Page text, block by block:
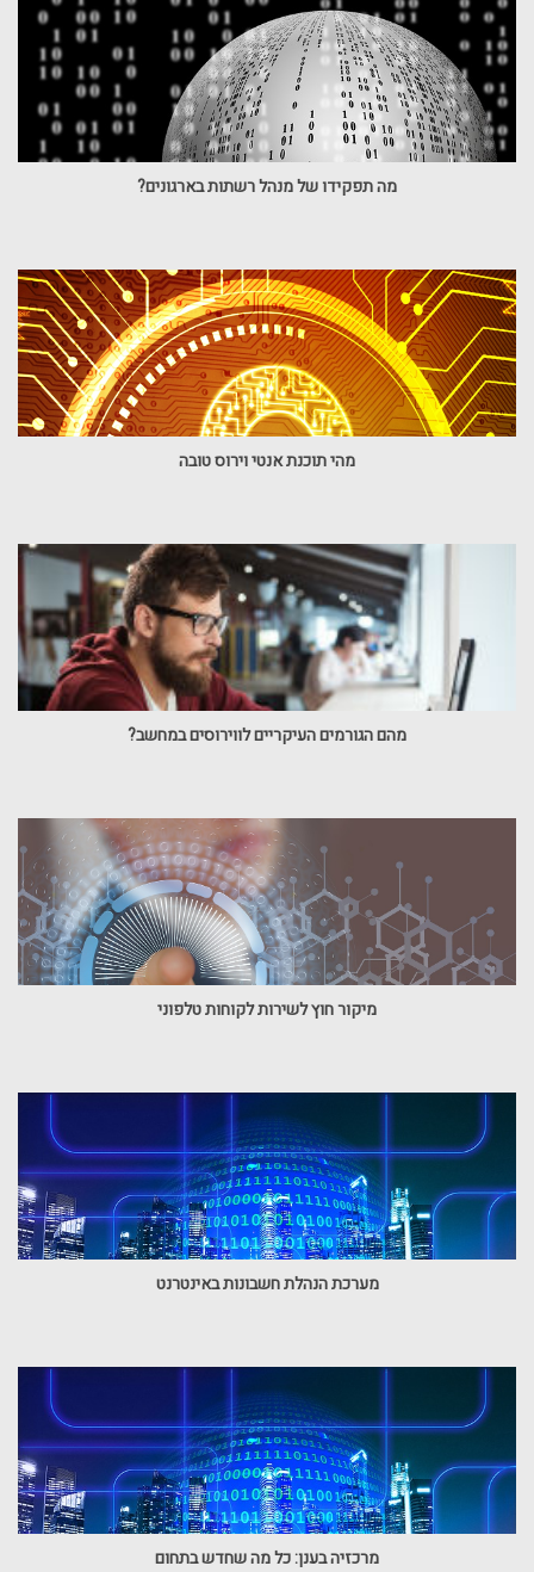
מה תפקידו של מנהל רשתות בארגונים?
מהי תוכנת אנטי וירוס טובה
מהם הגורמים העיקריים לווירוסים במחשב?
מיקור חוץ לשירות לקוחות טלפוני
מערכת הנהלת חשבונות באינטרנט
מרכזיה בענן: כל מה שחדש בתחום